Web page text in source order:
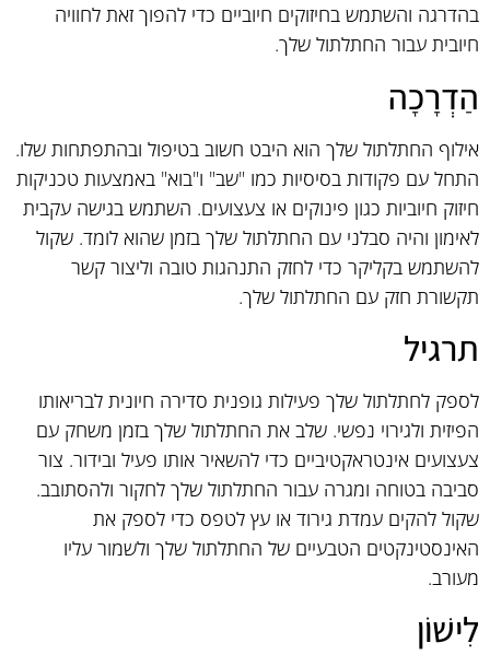
בהדרגה והשתמש בחיזוקים חיוביים כדי להפוך זאת לחוויה
חיובית עבור החתלתול שלך.
הַדְרָכָה
אילוף החתלתול שלך הוא היבט חשוב בטיפול ובהתפתחות שלו.
התחל עם פקודות בסיסיות כמו "שב" ו"בוא" באמצעות טכניקות
חיזוק חיוביות כגון פינוקים או צעצועים. השתמש בגישה עקבית
לאימון והיה סבלני עם החתלתול שלך בזמן שהוא לומד. שקול
להשתמש בקליקר כדי לחזק התנהגות טובה וליצור קשר
תקשורת חזק עם החתלתול שלך.
תרגיל
לספק לחתלתול שלך פעילות גופנית סדירה חיונית לבריאותו
הפיזית ולגירוי נפשי. שלב את החתלתול שלך בזמן משחק עם
צעצועים אינטראקטיביים כדי להשאיר אותו פעיל ובידור. צור
סביבה בטוחה ומגרה עבור החתלתול שלך לחקור ולהסתובב.
שקול להקים עמדת גירוד או עץ לטפס כדי לספק את
האינסטינקטים הטבעיים של החתלתול שלך ולשמור עליו
מעורב.
לִישׁוֹן